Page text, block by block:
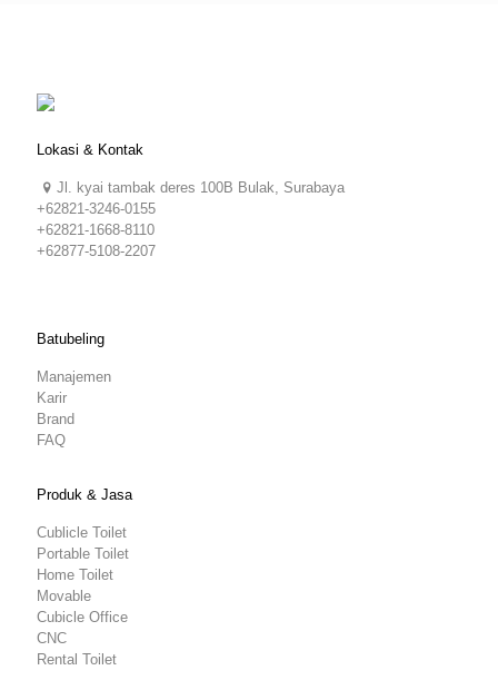
Lokasi & Kontak
Jl. kyai tambak deres 100B Bulak, Surabaya
+62821-3246-0155
+62821-1668-8110
+62877-5108-2207
Batubeling
Manajemen
Karir
Brand
FAQ
Produk & Jasa
Cublicle Toilet
Portable Toilet
Home Toilet
Movable
Cubicle Office
CNC
Rental Toilet